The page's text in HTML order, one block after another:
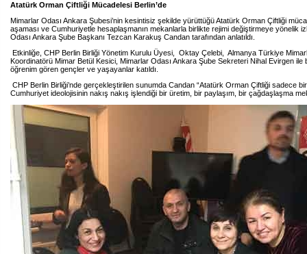
Atatürk Orman Çiftliği Mücadelesi Berlin’de
Mimarlar Odası Ankara Şubesi’nin kesintisiz şekilde yürüttüğü Atatürk Orman Çiftliği
aşaması ve Cumhuriyetle hesaplaşmanın mekanlarla birlikte rejimi değiştirmeye yönelik
Odası Ankara Şube Başkanı Tezcan Karakuş Candan tarafından anlatıldı.
Etkinliğe, CHP Berlin Birliği Yönetim Kurulu Üyesi, Oktay Çelebi, Almanya Türkiye
Koordinatörü Mimar Betül Kesici, Mimarlar Odası Ankara Şube Sekreteri Nihal Evirgen ile
öğrenim gören gençler ve yaşayanlar katıldı.
CHP Berlin Birliği’nde gerçekleştirilen sunumda Candan “Atatürk Orman Çiftliği sadece
Cumhuriyet ideolojisinin nakış nakış işlendiği bir üretim, bir paylaşım, bir çağdaşlaşma